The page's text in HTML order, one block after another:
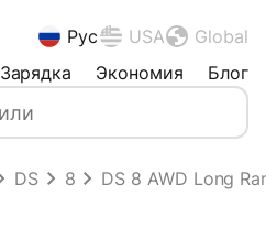
Рус USA
Global
Зарядка Экономия Блог
DS 8 DS 8 AWD Long